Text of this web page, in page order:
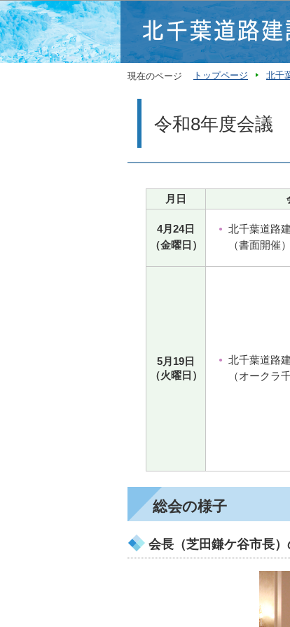
現在のページ トップページ 北千
令和8年度会議
月日
4月24日
（金曜日）
北千葉道路
（書面開催）
5月19日
（火曜日）
北千葉道路
（オークラ
総会の様子
会長（芝田鎌ケ谷市長